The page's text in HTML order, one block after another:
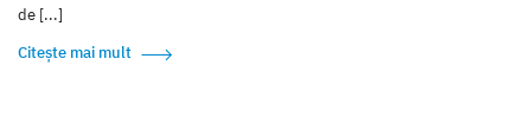
de [...]
Citește mai mult